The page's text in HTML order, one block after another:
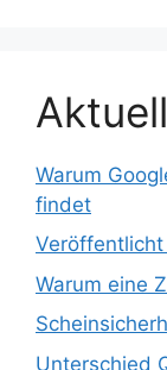
Warum
findet
Warum eine
Unterschied